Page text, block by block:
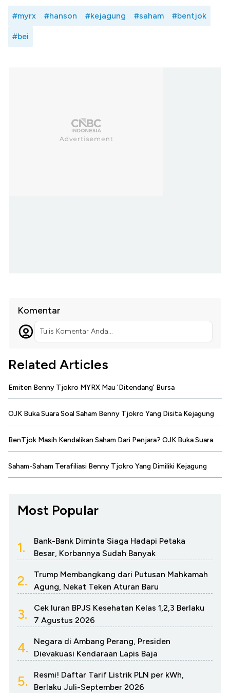
#myrx #hanson #kejagung #saham #bentjok
#bei
Komentar
Tulis Komentar Anda...
Related Articles
Emiten Benny Tjokro MYRX Mau 'Ditendang' Bursa
OJK Buka Suara Soal Saham Benny Tjokro Yang Disita Kejagung
BenTjok Masih Kendalikan Saham Dari Penjara? OJK Buka Suara
Saham-Saham Terafiliasi Benny Tjokro Yang Dimiliki Kejagung
Most Popular
1.
Bank-Bank Diminta Siaga Hadapi Petaka
Besar, Korbannya Sudah Banyak
2.
Trump Membangkang dari Putusan Mahkamah
Agung, Nekat Teken Aturan Baru
3.
Cek Iuran BPJS Kesehatan Kelas 1,2,3 Berlaku
7 Agustus 2026
4.
Negara di Ambang Perang, Presiden
Dievakuasi Kendaraan Lapis Baja
5.
Resmi! Daftar Tarif Listrik PLN per kWh,
Berlaku Juli-September 2026